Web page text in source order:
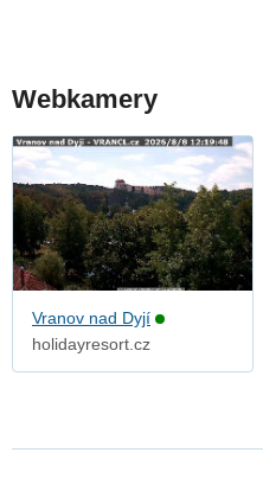
Webkamery
Vranov nad Dyjí
holidayresort.cz